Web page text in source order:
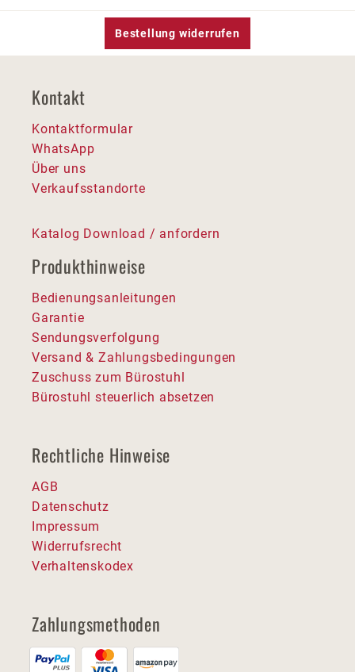
Bestellung widerrufen
Kontakt
Kontaktformular
WhatsApp
Über uns
Verkaufsstandorte
Katalog Download / anfordern
Produkthinweise
Bedienungsanleitungen
Garantie
Sendungsverfolgung
Versand & Zahlungsbedingungen
Zuschuss zum Bürostuhl
Bürostuhl steuerlich absetzen
Rechtliche Hinweise
AGB
Datenschutz
Impressum
Widerrufsrecht
Verhaltenskodex
Zahlungsmethoden